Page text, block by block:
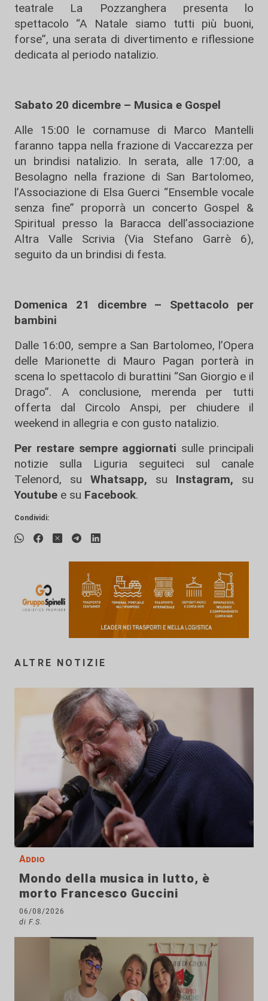
teatrale La Pozzanghera presenta lo
spettacolo “A Natale siamo tutti più buoni,
forse”, una serata di divertimento e riflessione
dedicata al periodo natalizio.
Sabato 20 dicembre – Musica e Gospel
Alle 15:00 le cornamuse di Marco Mantelli
faranno tappa nella frazione di Vaccarezza per
un brindisi natalizio. In serata, alle 17:00, a
Besolagno nella frazione di San Bartolomeo,
l’Associazione di Elsa Guerci “Ensemble vocale
senza fine” proporrà un concerto Gospel &
Spiritual presso la Baracca dell’associazione
Altra Valle Scrivia (Via Stefano Garrè 6),
seguito da un brindisi di festa.
Domenica 21 dicembre – Spettacolo per
bambini
Dalle 16:00, sempre a San Bartolomeo, l’Opera
delle Marionette di Mauro Pagan porterà in
scena lo spettacolo di burattini “San Giorgio e il
Drago”. A conclusione, merenda per tutti
offerta dal Circolo Anspi, per chiudere il
weekend in allegria e con gusto natalizio.
Per restare sempre aggiornati sulle principali
notizie sulla Liguria seguiteci sul canale
Telenord, su
Whatsapp, su Instagram, su
Youtube e su Facebook.
Condividi:
ALTRE NOTIZIE
Addio
Mondo della musica in lutto, è
morto Francesco Guccini
06/08/2026
di F.S.